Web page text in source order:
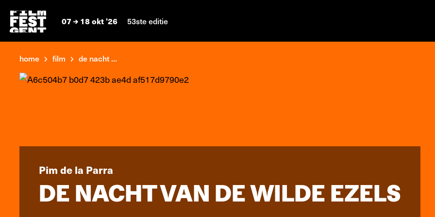
07 18 okt '26 53ste editie
home film de nacht ...
Pim de la Parra
DE NACHT VAN DE WILDE EZELS